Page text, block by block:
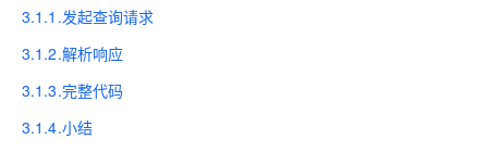
3.1.1.发起查询请求
3.1.2.解析响应
3.1.3.完整代码
3.1.4.小结